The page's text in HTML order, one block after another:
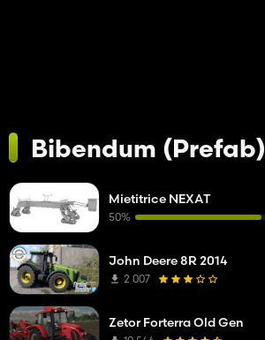
Bibendum (Prefab)
Mietitrice NEXAT
50%
John Deere 8R 2014
2 007
Zetor Forterra Old Gen